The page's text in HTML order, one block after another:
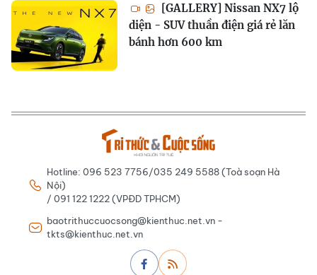
[GALLERY] Nissan NX7 lộ
diện - SUV thuần điện giá rẻ lăn
bánh hơn 600 km
Hotline: 096 523 7756/035 249 5588 (Toà soạn Hà
Nội)
/ 091 122 1222 (VPĐD TPHCM)
baotrithuccuocsong@kienthuc.net.vn -
tkts@kienthuc.net.vn